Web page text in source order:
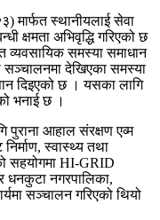
मार्फत स्थानीयलाई सेवा
क्षमता अभिवृद्धि गरिएको छ
व्यवसायिक समस्या समाधान
सञ्चालनमा देखिएका समस्या
दिइएको छ । यसका लागि
भनाई छ ।
पुराना आहाल संरक्षण एव्म
स्वास्थ्य तथा
सहयोगमा HI-GRID
धनकुटा नगरपालिका,
सञ्चालन गरिएको थियो